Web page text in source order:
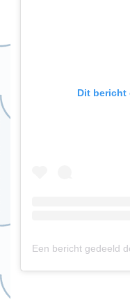
Dit bericht